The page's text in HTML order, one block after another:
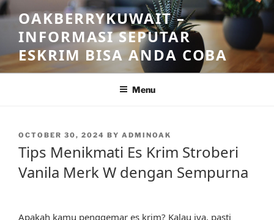
Skip
to
content
OAKBERRYKUWAIT –
INFORMASI SEPUTAR
ESKRIM BISA ANDA COBA
Menu
POSTED
ON
OCTOBER 30, 2024 BY ADMINOAK
Tips Menikmati Es Krim Stroberi
Vanila Merk W dengan Sempurna
Apakah kamu penggemar es krim? Kalau iya, pasti